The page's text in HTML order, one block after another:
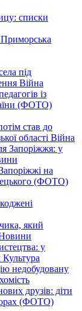
списки
під
Війна
із
(ФОТО)
став до
області Війна
Запоріжжя: у
на
(ФОТО)
який
у
Культура
недобудовану
друзів: діти
(ФОТО)